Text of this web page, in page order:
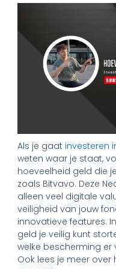
Als je gaat investeren
weten waar je staat,
hoeveelheid geld die
zoals Bitvavo. Deze
alleen veel digitale
veiligheid van jouw
innovatieve features.
geld je veilig kunt
welke bescherming
Ook lees je meer